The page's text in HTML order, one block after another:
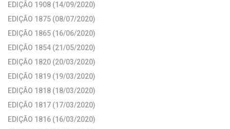
EDIÇÃO 1908 (14/09/2020)
EDIÇÃO 1875 (08/07/2020)
EDIÇÃO 1865 (16/06/2020)
EDIÇÃO 1854 (21/05/2020)
EDIÇÃO 1820 (20/03/2020)
EDIÇÃO 1819 (19/03/2020)
EDIÇÃO 1818 (18/03/2020)
EDIÇÃO 1817 (17/03/2020)
EDIÇÃO 1816 (16/03/2020)